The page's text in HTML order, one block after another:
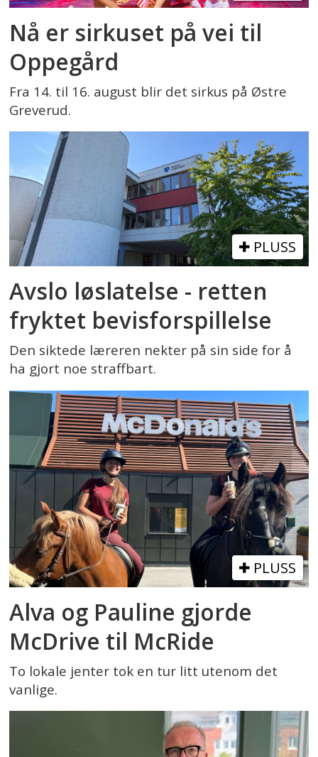
Nå er sirkuset på vei til
Oppegård
Fra 14. til 16. august blir det sirkus på Østre
Greverud.
PLUSS
Avslo løslatelse - retten
fryktet bevisforspillelse
Den siktede læreren nekter på sin side for å
ha gjort noe straffbart.
PLUSS
Alva og Pauline gjorde
McDrive til McRide
To lokale jenter tok en tur litt utenom det
vanlige.